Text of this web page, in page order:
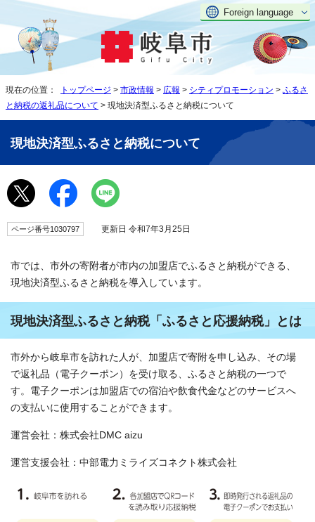
Foreign language
現在の位置： トップページ > 市政情報 > 広報 > シティプロモーション > ふるさ
と納税の返礼品について > 現地決済型ふるさと納税について
現地決済型ふるさと納税について
ページ番号1030797 更新日 令和7年3月25日
市では、市外の寄附者が市内の加盟店でふるさと納税ができる、
現地決済型ふるさと納税を導入しています。
現地決済型ふるさと納税「ふるさと応援納税」とは
市外から岐阜市を訪れた人が、加盟店で寄附を申し込み、その場
で返礼品（電子クーポン）を受け取る、ふるさと納税の一つで
す。電子クーポンは加盟店での宿泊や飲食代金などのサービスへ
の支払いに使用することができます。
運営会社：株式会社DMC aizu
運営支援会社：中部電力ミライズコネクト株式会社